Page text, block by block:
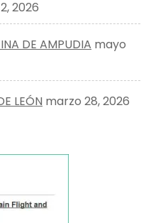
2026
DE AMPUDIA mayo
LEÓN marzo 28, 2026